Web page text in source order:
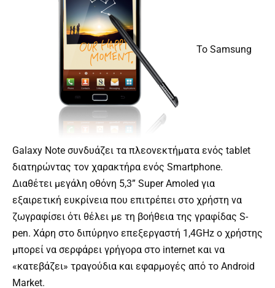
Το Samsung
Galaxy Note συνδυάζει τα πλεονεκτήματα ενός tablet
διατηρώντας τον χαρακτήρα ενός Smartphone.
Διαθέτει μεγάλη οθόνη 5,3” Super Amoled για
εξαιρετική ευκρίνεια που επιτρέπει στο χρήστη να
ζωγραφίσει ότι θέλει με τη βοήθεια της γραφίδας S-
pen. Χάρη στο διπύρηνο επεξεργαστή 1,4GHz ο χρήστης
μπορεί να σερφάρει γρήγορα στο internet και να
«κατεβάζει» τραγούδια και εφαρμογές από το Android
Market.